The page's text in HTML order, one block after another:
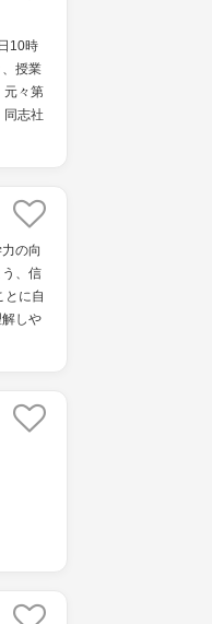
10時
授業
元々第
同志社
の向
、信
とに自
しや